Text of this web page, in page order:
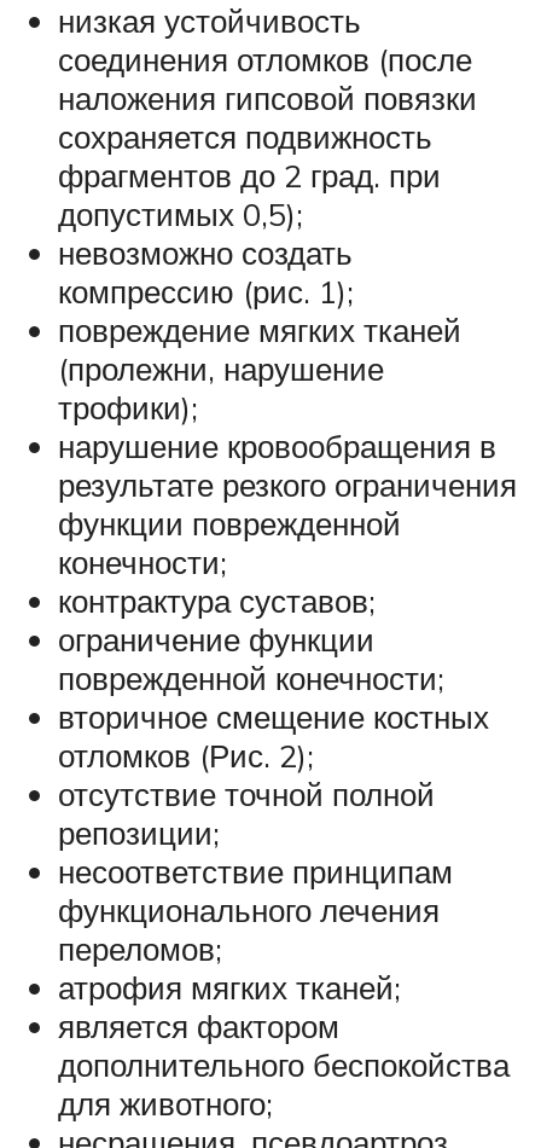
низкая устойчивость
соединения отломков (после
наложения гипсовой повязки
сохраняется подвижность
фрагментов до 2 град. при
допустимых 0,5);
невозможно создать
компрессию (рис. 1);
повреждение мягких тканей
(пролежни, нарушение
трофики);
нарушение кровообращения в
результате резкого ограничения
функции поврежденной
конечности;
контрактура суставов;
ограничение функции
поврежденной конечности;
вторичное смещение костных
отломков (Рис. 2);
отсутствие точной полной
репозиции;
несоответствие принципам
функционального лечения
переломов;
атрофия мягких тканей;
является фактором
дополнительного беспокойства
для животного;